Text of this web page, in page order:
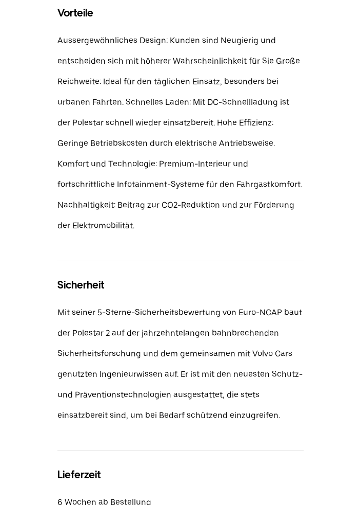
Vorteile
Aussergewöhnliches Design: Kunden sind Neugierig und
entscheiden sich mit höherer Wahrscheinlichkeit für Sie Große
Reichweite: Ideal für den täglichen Einsatz, besonders bei
urbanen Fahrten. Schnelles Laden: Mit DC-Schnellladung ist
der Polestar schnell wieder einsatzbereit. Hohe Effizienz:
Geringe Betriebskosten durch elektrische Antriebsweise.
Komfort und Technologie: Premium-Interieur und
fortschrittliche Infotainment-Systeme für den Fahrgastkomfort.
Nachhaltigkeit: Beitrag zur CO2-Reduktion und zur Förderung
der Elektromobilität.
Sicherheit
Mit seiner 5-Sterne-Sicherheitsbewertung von Euro-NCAP baut
der Polestar 2 auf der jahrzehntelangen bahnbrechenden
Sicherheitsforschung und dem gemeinsamen mit Volvo Cars
genutzten Ingenieurwissen auf. Er ist mit den neuesten Schutz-
und Präventionstechnologien ausgestattet, die stets
einsatzbereit sind, um bei Bedarf schützend einzugreifen.
Lieferzeit
6 Wochen ab Bestellung